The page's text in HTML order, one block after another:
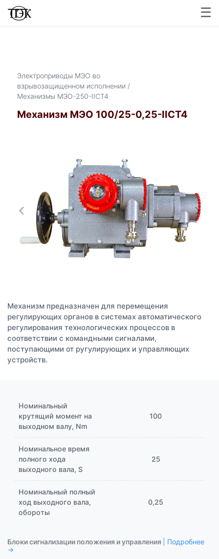
☰
×
Электроприводы МЭО во
взрывозащищенном исполнении /
Механизмы МЭО-250-IIСТ4
Механизм МЭО 100/25-0,25-IICT4
Механизм предназначен для перемещения
регулирующих органов в системах автоматического
регулирования технологических процессов в
соответствии с командными сигналами,
поступающими от ругулирующих и управляющих
устройств.
Номинальный
крутящий момент на
выходном валу, Nm
100
Номинальное время
полного хода
выходного вала, S
25
Номинальный полный
ход выходного вала,
обороты
0,25
Блоки сигнализации положения и управления
| Подробнее
→